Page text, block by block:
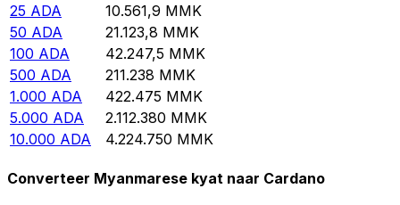
25 ADA 10.561,9 MMK
50 ADA 21.123,8 MMK
100 ADA 42.247,5 MMK
500 ADA 211.238 MMK
1.000 ADA 422.475 MMK
5.000 ADA 2.112.380 MMK
10.000 ADA 4.224.750 MMK
Converteer Myanmarese kyat naar Cardano